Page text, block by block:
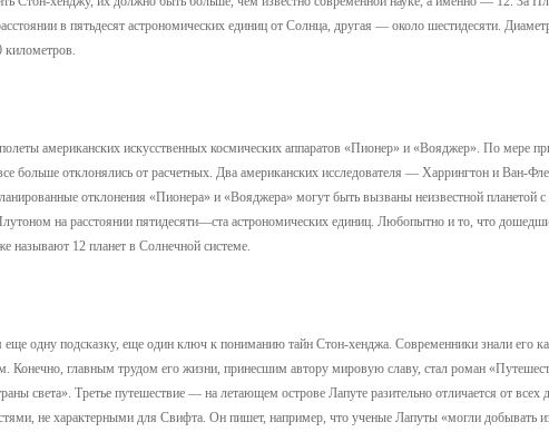
в пятьдесят астрономических единиц от Солнца, другая — около шестидесяти.
километров.
американских искусственных космических аппаратов «Пионер» и «Вояджер». По мере
больше отклонялись от расчетных. Два американских исследователя — Харрингтон и Ван-
отклонения «Пионера» и «Вояджера» могут быть вызваны неизвестной планетой с
на расстоянии пятидесяти—ста астрономических единиц. Любопытно и то, что
называют 12 планет в Солнечной системе.
одну подсказку, еще один ключ к пониманию тайн Стон-хенджа. Современники знали его
Конечно, главным трудом его жизни, принесшим автору мировую славу, стал роман
света». Третье путешествие — на летающем острове Лапуте разительно отличается от всех
не характерными для Свифта. Он пишет, например, что ученые Лапуты «могли добывать